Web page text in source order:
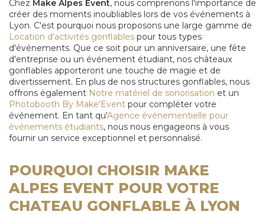
Chez Make Alpes Event, nous comprenons l'importance de
créer des moments inoubliables lors de vos événements à
Lyon. C'est pourquoi nous proposons une large gamme de
Location d'activités gonflables pour tous types
d'événements. Que ce soit pour un anniversaire, une fête
d'entreprise ou un événement étudiant, nos châteaux
gonflables apporteront une touche de magie et de
divertissement. En plus de nos structures gonflables, nous
offrons également Notre matériel de sonorisation et un
Photobooth By Make'Event pour compléter votre
événement. En tant qu'Agence événementielle pour
événements étudiants, nous nous engageons à vous
fournir un service exceptionnel et personnalisé.
POURQUOI CHOISIR MAKE
ALPES EVENT POUR VOTRE
CHATEAU GONFLABLE À LYON